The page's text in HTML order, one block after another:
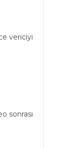
vericiyi
sonrası